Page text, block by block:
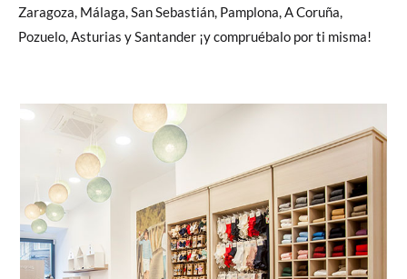
Zaragoza, Málaga, San Sebastián, Pamplona, A Coruña,
Pozuelo, Asturias y Santander ¡y compruébalo por ti misma!